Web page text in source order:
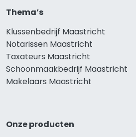
Thema’s
Klussenbedrijf Maastricht
Notarissen Maastricht
Taxateurs Maastricht
Schoonmaakbedrijf Maastricht
Makelaars Maastricht
Onze producten